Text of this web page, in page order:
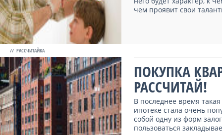
чем проявит свои
// РАССЧИТАЙКА
ПОКУПКА
РАССЧИТАЙ!
В последнее время
ипотеке стала очень
собой одну из форм
пользоваться